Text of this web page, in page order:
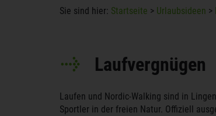
Sie sind hier: Startseite > Urlaubsideen >
Laufvergnügen
Laufen und Nordic-Walking sind in
Sportler in der freien Natur. Offiziell